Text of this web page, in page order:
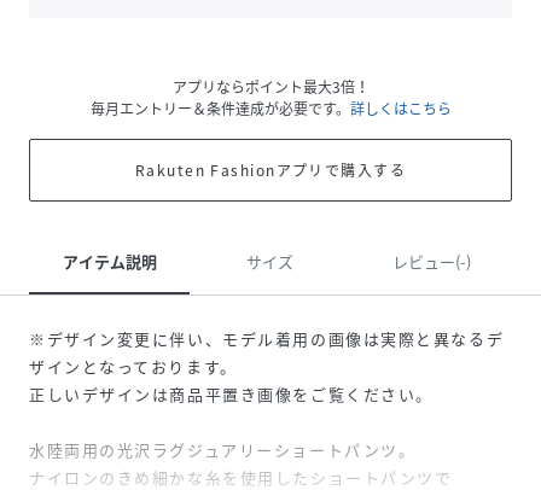
アプリならポイント最大3倍！
毎月エントリー＆条件達成が必要です。 詳しくはこちら
Rakuten Fashionアプリで購入する
アイテム説明 サイズ レビュー(-)
※デザイン変更に伴い、モデル着用の画像は実際と異なるデ
ザインとなっております。
正しいデザインは商品平置き画像をご覧ください。
水陸両用の光沢ラグジュアリーショートパンツ。
ナイロンのきめ細かな糸を使用したショートパンツで